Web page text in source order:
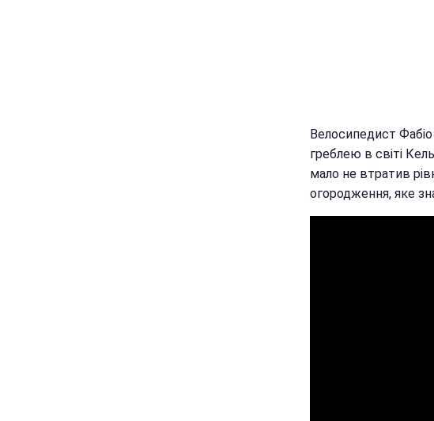
Велосипедист
греблею в світі
мало не втратив
огородження, яке